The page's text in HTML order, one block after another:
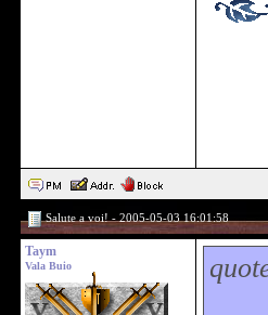
Salute a voi! - 2005-05-03 16:01:58
Taym
Vala Buio